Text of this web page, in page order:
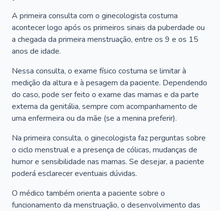
A primeira consulta com o ginecologista costuma
acontecer logo após os primeiros sinais da puberdade ou
a chegada da primeira menstruação, entre os 9 e os 15
anos de idade.
Nessa consulta, o exame físico costuma se limitar à
medição da altura e à pesagem da paciente. Dependendo
do caso, pode ser feito o exame das mamas e da parte
externa da genitália, sempre com acompanhamento de
uma enfermeira ou da mãe (se a menina preferir).
Na primeira consulta, o ginecologista faz perguntas sobre
o ciclo menstrual e a presença de cólicas, mudanças de
humor e sensibilidade nas mamas. Se desejar, a paciente
poderá esclarecer eventuais dúvidas.
O médico também orienta a paciente sobre o
funcionamento da menstruação, o desenvolvimento das